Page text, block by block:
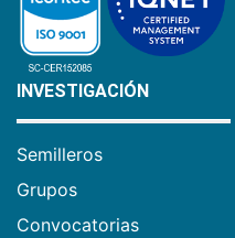
INVESTIGACIÓN
Semilleros
Grupos
Convocatorias